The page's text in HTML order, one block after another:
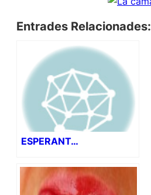
Entrades Relacionades:
ESPERANT…